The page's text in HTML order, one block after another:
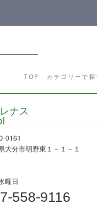
TOP カテゴリーで
ナス
0161
大分市明野東１－１－１
曜日
558-9116